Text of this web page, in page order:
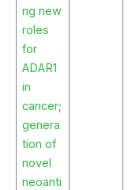
ng new
roles
for
ADAR1
in
cancer;
genera
tion of
novel
neoanti